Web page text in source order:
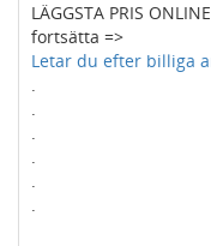
LÄGGSTA PRIS
fortsätta =>
Letar du efter billiga
.
.
.
.
.
.